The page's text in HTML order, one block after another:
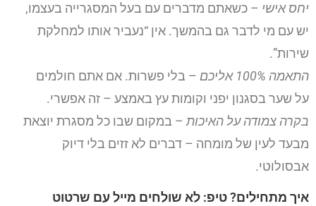
יחס אישי – כשאתם מדברים עם בעל המסגרייה בעצמו,
יש עם מי לדבר גם בהמשך. אין “נעביר אותו למחלקת
שירות”.
התאמה 100% אליכם
– בלי פשרות. אם אתם חולמים
על שער בסגנון יפני וקומות עץ באמצע – זה אפשרי.
בקרה צמודה על האיכות – במקום שבו כל מסגרת יוצאת
מבעד לעין של מומחה – דברים לא זזים בלי דיוק
אבסולוטי.
איך מתחילים? טיפ: לא שולחים מייל עם שרטוט